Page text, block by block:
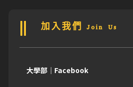
加入我們 Join Us
大學部｜Facebook